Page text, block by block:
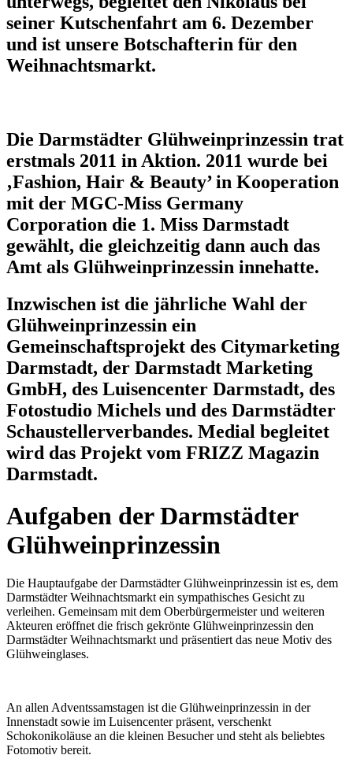
seiner Kutschenfahrt am 6. Dezember
und ist unsere Botschafterin für den
Weihnachtsmarkt.
Die Darmstädter Glühweinprinzessin trat
erstmals 2011 in Aktion. 2011 wurde bei
‚Fashion, Hair & Beauty’ in Kooperation
mit der MGC-Miss Germany
Corporation die 1. Miss Darmstadt
gewählt, die gleichzeitig dann auch das
Amt als Glühweinprinzessin innehatte.
Inzwischen ist die jährliche Wahl der
Glühweinprinzessin ein
Gemeinschaftsprojekt des Citymarketing
Darmstadt, der Darmstadt Marketing
GmbH, des Luisencenter Darmstadt, des
Fotostudio Michels und des Darmstädter
Schaustellerverbandes. Medial begleitet
wird das Projekt vom FRIZZ Magazin
Darmstadt.
Aufgaben der Darmstädter
Glühweinprinzessin
Die Hauptaufgabe der Darmstädter Glühweinprinzessin ist es, dem
Darmstädter Weihnachtsmarkt ein sympathisches Gesicht zu
verleihen. Gemeinsam mit dem Oberbürgermeister und weiteren
Akteuren eröffnet die frisch gekrönte Glühweinprinzessin den
Darmstädter Weihnachtsmarkt und präsentiert das neue Motiv des
Glühweinglases.
An allen Adventssamstagen ist die Glühweinprinzessin in der
Innenstadt sowie im Luisencenter präsent, verschenkt
Schokonikoläuse an die kleinen Besucher und steht als beliebtes
Fotomotiv bereit.